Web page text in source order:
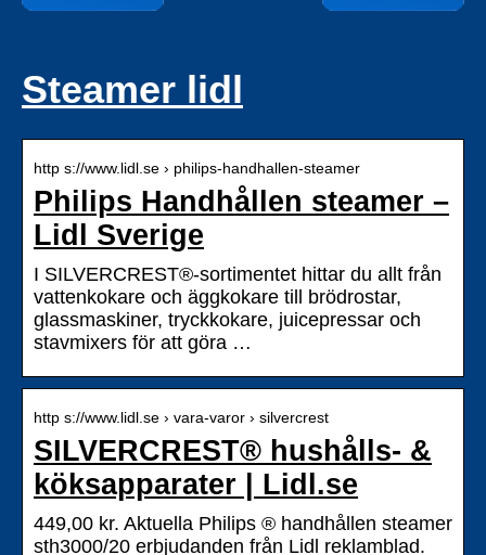
Steamer lidl
http s://www.lidl.se › philips-handhallen-steamer
Philips Handhållen steamer –
Lidl Sverige
I SILVERCREST®-sortimentet hittar du allt från
vattenkokare och äggkokare till brödrostar,
glassmaskiner, tryckkokare, juicepressar och
stavmixers för att göra …
http s://www.lidl.se › vara-varor › silvercrest
SILVERCREST® hushålls- &
köksapparater | Lidl.se
449,00 kr. Aktuella Philips ® handhållen steamer
sth3000/20 erbjudanden från Lidl reklamblad.